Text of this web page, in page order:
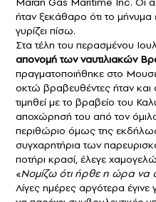
ήταν ξεκάθαρο ότι το μήνυμα
γυρίζει πίσω.
Στα τέλη του περασμένου
απονομή των ναυτιλιακών
πραγματοποιήθηκε στο
οκτώ βραβευθέντες ήταν και
τιμηθεί με το βραβείο του
αποχώρησή του από τον όμιλο
περιθώριο όμως της
συγχαρητήρια των
ποτήρι κρασί, έλεγε
«Νομίζω ότι ήρθε η ώρα
Λίγες ημέρες αργότερα